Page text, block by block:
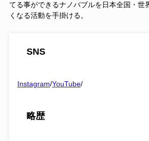
てる事ができるナノバブルを日本全国・世
くなる活動を手掛ける。
SNS
Instagram/YouTube/
略歴